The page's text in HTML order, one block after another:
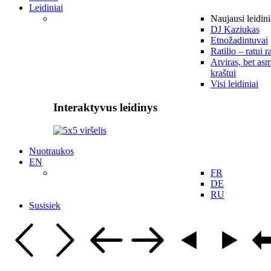
Leidiniai
Naujausi
DJ Kaziukas
Etnožadintuvai
Ratilio – ratui
Atviras, bet
kraštui
Visi leidiniai
Interaktyvus leidinys
Nuotraukos
EN
FR
DE
RU
Susisiek